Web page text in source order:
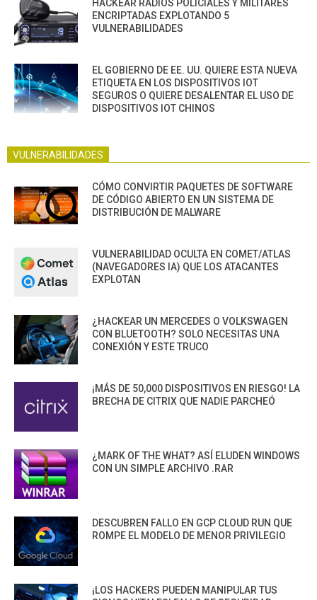
HACKEAR RADIOS POLICIALES Y MILITARES
ENCRIPTADAS EXPLOTANDO 5
VULNERABILIDADES
EL GOBIERNO DE EE. UU. QUIERE ESTA NUEVA
ETIQUETA EN LOS DISPOSITIVOS IOT
SEGUROS O QUIERE DESALENTAR EL USO DE
DISPOSITIVOS IOT CHINOS
VULNERABILIDADES
CÓMO CONVIRTIR PAQUETES DE SOFTWARE
DE CÓDIGO ABIERTO EN UN SISTEMA DE
DISTRIBUCIÓN DE MALWARE
VULNERABILIDAD OCULTA EN COMET/ATLAS
(NAVEGADORES IA) QUE LOS ATACANTES
EXPLOTAN
¿HACKEAR UN MERCEDES O VOLKSWAGEN
CON BLUETOOTH? SOLO NECESITAS UNA
CONEXIÓN Y ESTE TRUCO
¡MÁS DE 50,000 DISPOSITIVOS EN RIESGO! LA
BRECHA DE CITRIX QUE NADIE PARCHEÓ
¿MARK OF THE WHAT? ASÍ ELUDEN WINDOWS
CON UN SIMPLE ARCHIVO .RAR
DESCUBREN FALLO EN GCP CLOUD RUN QUE
ROMPE EL MODELO DE MENOR PRIVILEGIO
¡LOS HACKERS PUEDEN MANIPULAR TUS